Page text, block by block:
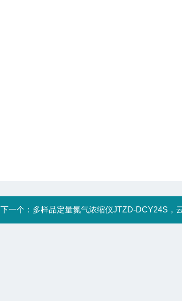
下一个： 多样品定量氮气浓缩仪JTZD-DCY24S，云浮市聚